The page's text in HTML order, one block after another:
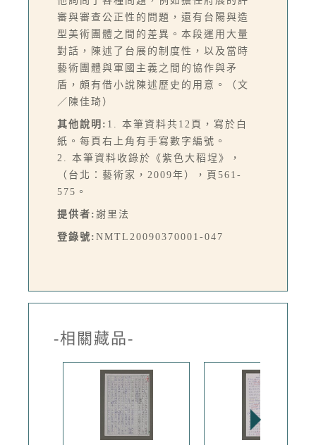
審與審查公正性的問題，還有台陽與造
型美術團體之間的差異。本段運用大量
對話，陳述了台展的制度性，以及當時
藝術團體與軍國主義之間的協作與矛
盾，頗有借小說陳述歷史的用意。（文
／陳佳琦）
其他說明: 1. 本筆資料共12頁，寫於白
紙。每頁右上角有手寫數字編號。
2. 本筆資料收錄於《紫色大稻埕》，
（台北：藝術家，2009年），頁561-
575。
提供者: 謝里法
登錄號: NMTL20090370001-047
-相關藏品-